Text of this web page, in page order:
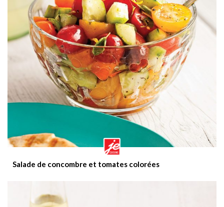
Salade de concombre et tomates colorées